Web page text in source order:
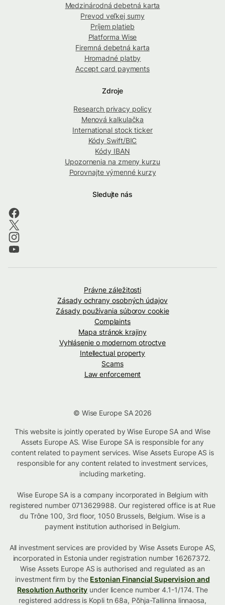
Medzinárodná debetná karta
Prevod veľkej sumy
Príjem platieb
Platforma Wise
Firemná debetná karta
Hromadné platby
Accept card payments
Zdroje
Research privacy policy
Menová kalkulačka
International stock ticker
Kódy Swift/BIC
Kódy IBAN
Upozornenia na zmeny kurzu
Porovnajte výmenné kurzy
Sledujte nás
Právne záležitosti
Zásady ochrany osobných údajov
Zásady používania súborov cookie
Complaints
Mapa stránok krajiny
Vyhlásenie o modernom otroctve
Intellectual property
Scams
Law enforcement
© Wise Europe SA 2026
This website is jointly operated by Wise Europe SA and Wise
Assets Europe AS. Wise Europe SA is responsible for any
content related to payment services. Wise Assets Europe AS is
responsible for any content related to investment services,
including marketing.
Wise Europe SA is a company incorporated in Belgium with
registered number 0713629988. Our registered office is at Rue
du Trône 100, 3rd floor, 1050 Brussels, Belgium. Wise is a
payment institution authorised in Belgium.
All investment services are provided by Wise Assets Europe AS,
incorporated in Estonia under registration number 16267372.
Wise Assets Europe AS is authorised and regulated as an
investment firm by the Estonian Financial Supervision and
Resolution Authority under licence number 4.1-1/174. The
registered address is Kopli tn 68a, Põhja-Tallinna linnaosa,